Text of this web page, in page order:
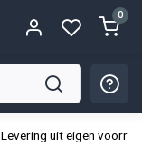
0
Levering uit eigen